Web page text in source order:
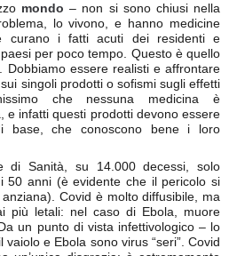
mondo – non si sono chiusi nella
lo vivono, e hanno medicine
curano i fatti acuti dei residenti e
per poco tempo. Questo è quello
Dobbiamo essere realisti e affrontare
singoli prodotti o sofismi sugli effetti
che nessuna medicina è
e infatti questi prodotti devono essere
base, che conoscono bene i loro
di Sanità, su 14.000 decessi, solo
50 anni (è evidente che il pericolo si
Covid è molto diffusibile, ma
più letali: nel caso di Ebola, muore
un punto di vista infettivologico – lo
e Ebola sono virus “seri”. Covid